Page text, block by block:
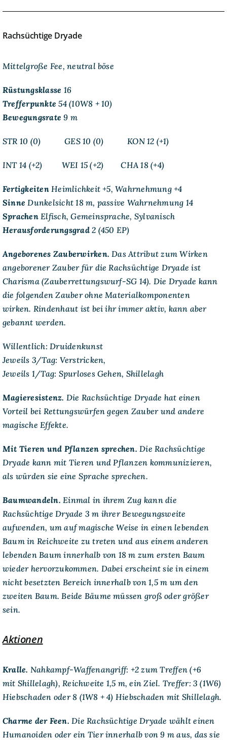
Rachsüchtige Dryade
Mittelgroße Fee, neutral böse
Rüstungsklasse 16
Trefferpunkte 54 (10W8 + 10)
Bewegungsrate 9 m
STR 10 (0) GES 10 (0) KON 12 (+1)
INT 14 (+2) WEI 15 (+2) CHA 18 (+4)
Fertigkeiten Heimlichkeit +5, Wahrnehmung +4
Sinne Dunkelsicht 18 m, passive Wahrnehmung 14
SprachenElfisch, Gemeinsprache, Sylvanisch
Herausforderungsgrad2 (450 EP)
Angeborenes Zauberwirken. Das Attribut zum Wirken
angeborener Zauber für die Rachsüchtige Dryade ist
Charisma (Zauberrettungswurf-SG 14). Die Dryade kann
die folgenden Zauber ohne Materialkomponenten
wirken. Rindenhaut ist bei ihr immer aktiv, kann aber
gebannt werden.
Willentlich: Druidenkunst
Jeweils 3/Tag: Verstricken,
Jeweils 1/Tag: Spurloses Gehen, Shillelagh
Magieresistenz. Die Rachsüchtige Dryade hat einen
Vorteil bei Rettungswürfen gegen Zauber und andere
magische Effekte.
Mit Tieren und Pflanzen sprechen. Die Rachsüchtige
Dryade kann mit Tieren und Pflanzen kommunizieren,
als würden sie eine Sprache sprechen.
Baumwandeln. Einmal in ihrem Zug kann die
Rachsüchtige Dryade 3 m ihrer Bewegungsweite
aufwenden, um auf magische Weise in einen lebenden
Baum in Reichweite zu treten und aus einem anderen
lebenden Baum innerhalb von 18 m zum ersten Baum
wieder hervorzukommen. Dabei erscheint sie in einem
nicht besetzten Bereich innerhalb von 1,5 m um den
zweiten Baum. Beide Bäume müssen groß oder größer
sein.
Aktionen
Kralle. Nahkampf-Waffenangriff: +2 zum Treffen (+6
mit Shillelagh), Reichweite 1,5 m, ein Ziel. Treffer: 3 (1W6)
Hiebschaden oder 8 (1W8 + 4) Hiebschaden mit Shillelagh.
Charme der Feen. Die Rachsüchtige Dryade wählt einen
Humanoiden oder ein Tier innerhalb von 9 m aus, das sie